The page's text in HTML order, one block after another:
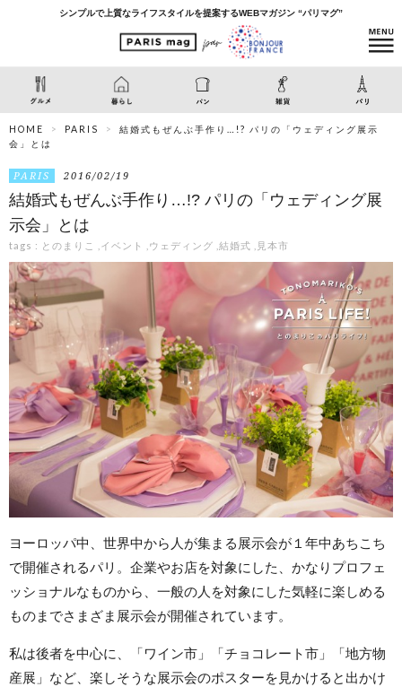
シンプルで上質なライフスタイルを提案するWEBマガジン “パリマグ”
HOME PARIS
結婚式もぜんぶ手作り…!? パリの「ウェディング展示
会」とは
PARIS 2016/02/19
結婚式もぜんぶ手作り…!? パリの「ウェディング展
示会」とは
tags : とのまりこ イベント ウェディング 結婚式 見本市
ヨーロッパ中、世界中から人が集まる展示会が１年中あちこち
で開催されるパリ。企業やお店を対象にした、かなりプロフェ
ッショナルなものから、一般の人を対象にした気軽に楽しめる
ものまでさまざま展示会が開催されています。
私は後者を中心に、「ワイン市」「チョコレート市」「地方物
産展」など、楽しそうな展示会のポスターを見かけると出かけ